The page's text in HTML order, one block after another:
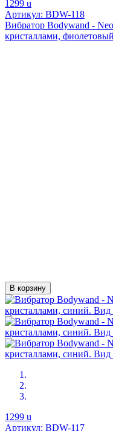
1299 u
Артикул: BDW-118
Вибратор Bodywand -
кристаллами, фиолетовый
В корзину
1299 u
Артикул: BDW-117